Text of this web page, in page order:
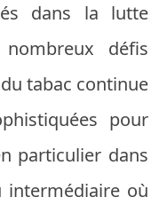
dans la lutte
défis
tabac continue
pour
particulier dans
intermédiaire où